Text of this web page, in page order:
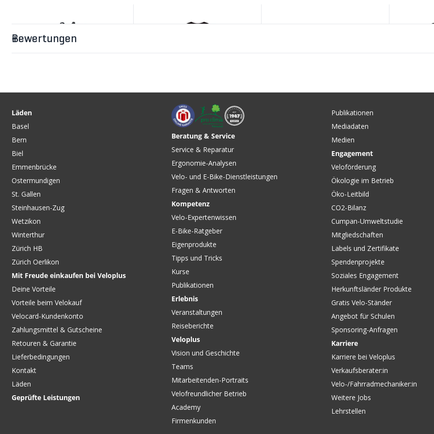
1000ML von ASSOS
CHF 169.00
C3 GWS Herren-Softshell-
Trägerhose mit Polster
Black/Neon Yellow von
GORE WEAR
CHF 175.00
BREVET ELEMENT Herren-
Trägerhose Black/Black von
TEAM LIGHT Herren-
Trägerhose Schwarz von
VELOPLUS SWISS DESIGN
Bewertungen
Läden
Basel
Bern
Biel
Emmenbrücke
Ostermundigen
St. Gallen
Steinhausen-Zug
Wetzikon
Winterthur
Zürich HB
Zürich Oerlikon
Mit Freude einkaufen bei Veloplus
Deine Vorteile
Vorteile beim Velokauf
Velocard-Kundenkonto
Zahlungsmittel & Gutscheine
Retouren & Garantie
Lieferbedingungen
Kontakt
Läden
Geprüfte Leistungen
Beratung & Service
Service & Reparatur
Ergonomie-Analysen
Velo- und E-Bike-Dienstleistungen
Fragen & Antworten
Kompetenz
Velo-Expertenwissen
E-Bike-Ratgeber
Eigenprodukte
Tipps und Tricks
Kurse
Publikationen
Erlebnis
Veranstaltungen
Reiseberichte
Veloplus
Vision und Geschichte
Teams
Mitarbeitenden-Portraits
Velofreundlicher Betrieb
Academy
Firmenkunden
Publikationen
Mediadaten
Medien
Engagement
Veloförderung
Ökologie im Betrieb
Öko-Leitbild
CO2-Bilanz
Cumpan-Umweltstudie
Mitgliedschaften
Labels und Zertifikate
Spendenprojekte
Soziales Engagement
Herkunftsländer Produkte
Gratis Velo-Ständer
Angebot für Schulen
Sponsoring-Anfragen
Karriere
Karriere bei Veloplus
Verkaufsberater:in
Velo-/Fahrradmechaniker:in
Weitere Jobs
Lehrstellen